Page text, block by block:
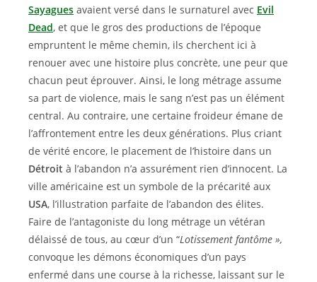
Sayagues avaient versé dans le surnaturel avec Evil
Dead, et que le gros des productions de l’époque
empruntent le même chemin, ils cherchent ici à
renouer avec une histoire plus concrète, une peur que
chacun peut éprouver. Ainsi, le long métrage assume
sa part de violence, mais le sang n’est pas un élément
central. Au contraire, une certaine froideur émane de
l’affrontement entre les deux générations. Plus criant
de vérité encore, le placement de l’histoire dans un
Détroit à l’abandon n’a assurément rien d’innocent. La
ville américaine est un symbole de la précarité aux
USA, l’illustration parfaite de l’abandon des élites.
Faire de l’antagoniste du long métrage un vétéran
délaissé de tous, au cœur d’un “Lotissement fantôme »,
convoque les démons économiques d’un pays
enfermé dans une course à la richesse, laissant sur le